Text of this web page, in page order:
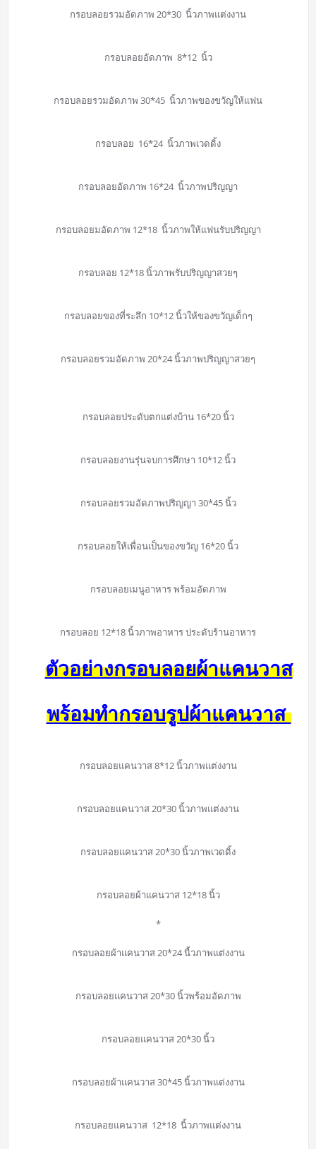
กรอบลอยรวมอัดภาพ 20*30 นิ้วภาพแต่งงาน
กรอบลอยอัดภาพ 8*12 นิ้ว
กรอบลอยรวมอัดภาพ 30*45 นิ้วภาพของขวัญให้แฟน
กรอบลอย 16*24 นิ้วภาพเวดดิ้ง
กรอบลอยอัดภาพ 16*24 นิ้วภาพปริญญา
กรอบลอยมอัดภาพ 12*18 นิ้วภาพให้แฟนรับปริญญา
กรอบลอย 12*18 นิ้วภาพรับปริญญาสวยๆ
กรอบลอยของที่ระลึก 10*12 นิ้วให้ของขวัญเด็กๆ
กรอบลอยรวมอัดภาพ 20*24 นิ้วภาพปริญญาสวยๆ
กรอบลอยประดับตกแต่งบ้าน 16*20 นิ้ว
กรอบลอยงานรุ่นจบการศึกษา 10*12 นิ้ว
กรอบลอยรวมอัดภาพปริญญา 30*45 นิ้ว
กรอบลอยให้เพื่อนเป็นของขวัญ 16*20 นิ้ว
กรอบลอยเมนูอาหาร พร้อมอัดภาพ
กรอบลอย 12*18 นิ้วภาพอาหาร ประดับร้านอาหาร
ตัวอย่างกรอบลอยผ้าแคนวาส
พร้อมทำกรอบรูปผ้าแคนวาส
กรอบลอยแคนวาส 8*12 นิ้วภาพแต่งงาน
กรอบลอยแคนวาส 20*30 นิ้วภาพแต่งงาน
กรอบลอยแคนวาส 20*30 นิ้วภาพเวดดิ้ง
กรอบลอยผ้าแคนวาส 12*18 นิ้ว
*
กรอบลอยผ้าแคนวาส 20*24 นื้วภาพแต่งงาน
กรอบลอยแคนวาส 20*30 นิ้วพร้อมอัดภาพ
กรอบลอยแคนวาส 20*30 นิ้ว
กรอบลอยผ้าแคนวาส 30*45 นิ้วภาพแต่งงาน
กรอบลอยแคนวาส 12*18 นิ้วภาพแต่งงาน